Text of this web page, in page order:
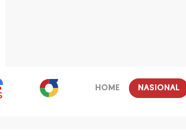
HOME NASIONAL